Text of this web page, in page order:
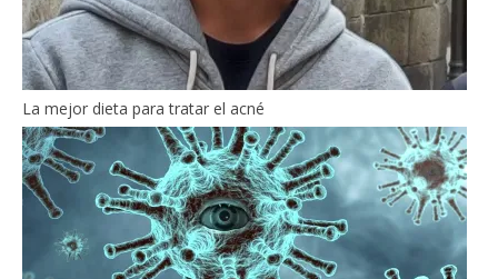
La mejor dieta para tratar el acné